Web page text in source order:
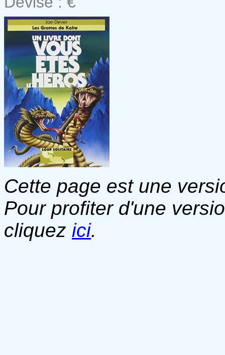
Cette page est une
Pour profiter d'une
cliquez ici.